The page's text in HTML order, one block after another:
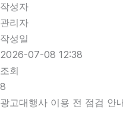
작성자
관리자
작성일
2026-07-08 12:38
조회
8
광고대행사 이용 전 점검